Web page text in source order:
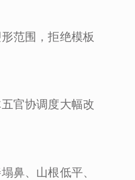
范围，拒绝模板
官协调度大幅改
鼻、山根低平、